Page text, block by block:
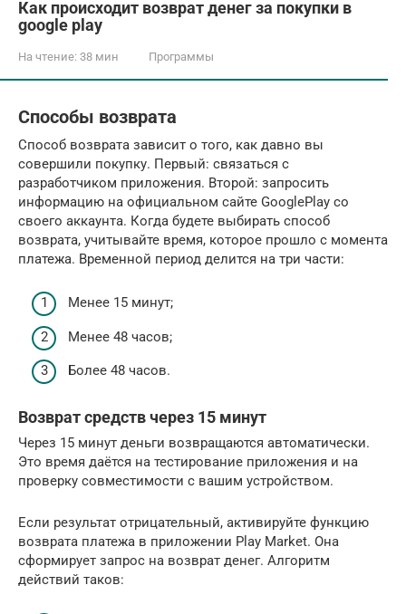
Как происходит возврат денег за покупки в
google play
На чтение: 38 мин Программы
Способы возврата
Способ возврата зависит о того, как давно вы
совершили покупку. Первый: связаться с
разработчиком приложения. Второй: запросить
информацию на официальном сайте GooglePlay со
своего аккаунта. Когда будете выбирать способ
возврата, учитывайте время, которое прошло с момента
платежа. Временной период делится на три части:
Менее 15 минут;
Менее 48 часов;
Более 48 часов.
Возврат средств через 15 минут
Через 15 минут деньги возвращаются автоматически.
Это время даётся на тестирование приложения и на
проверку совместимости с вашим устройством.
Если результат отрицательный, активируйте функцию
возврата платежа в приложении Play Market. Она
сформирует запрос на возврат денег. Алгоритм
действий таков: